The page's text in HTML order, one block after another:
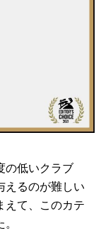
の低いクラブ
えるのが難しい
えて、このカテ